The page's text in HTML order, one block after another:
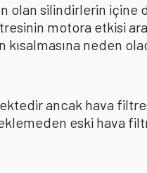
olan silindirlerin
motora etkisi
neden
ancak hava
eski hava